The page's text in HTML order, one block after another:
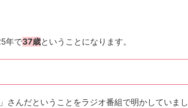
年で37歳ということになります。
」さんだということをラジオ番組で明かしていまし